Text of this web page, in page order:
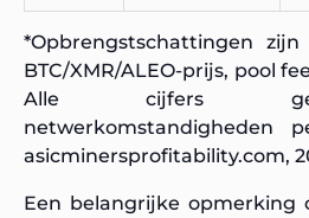
*Opbrengstschattingen
BTC/XMR/ALEO-prijs, pool
Alle cijfers
netwerkomstandigheden
asicminersprofitability.com,
Een belangrijke opmerking